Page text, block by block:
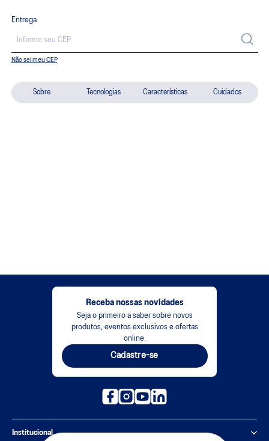
Sobre Tecnologias Características Cuidados
Entrega
Não sei meu CEP
Receba nossas novidades
Seja o primeiro a saber sobre novos
produtos, eventos exclusivos e ofertas
online.
Cadastre-se
Institucional